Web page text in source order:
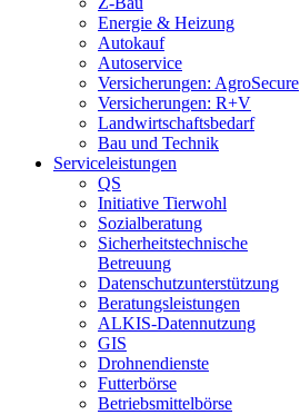
Energie & Heizung
Autokauf
Autoservice
Versicherungen: AgroSecure
Versicherungen: R+V
Landwirtschaftsbedarf
Bau und Technik
Service­­leistungen
QS
Initiative Tierwohl
Sozialberatung
Sicherheitstechnische
Betreuung
Datenschutzunterstützung
Beratungsleistungen
ALKIS-Datennutzung
GIS
Drohnendienste
Futterbörse
Betriebsmittelbörse